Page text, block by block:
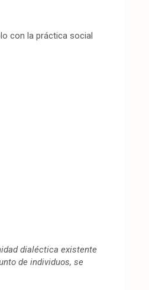
con la práctica social
dialéctica existente
de individuos, se